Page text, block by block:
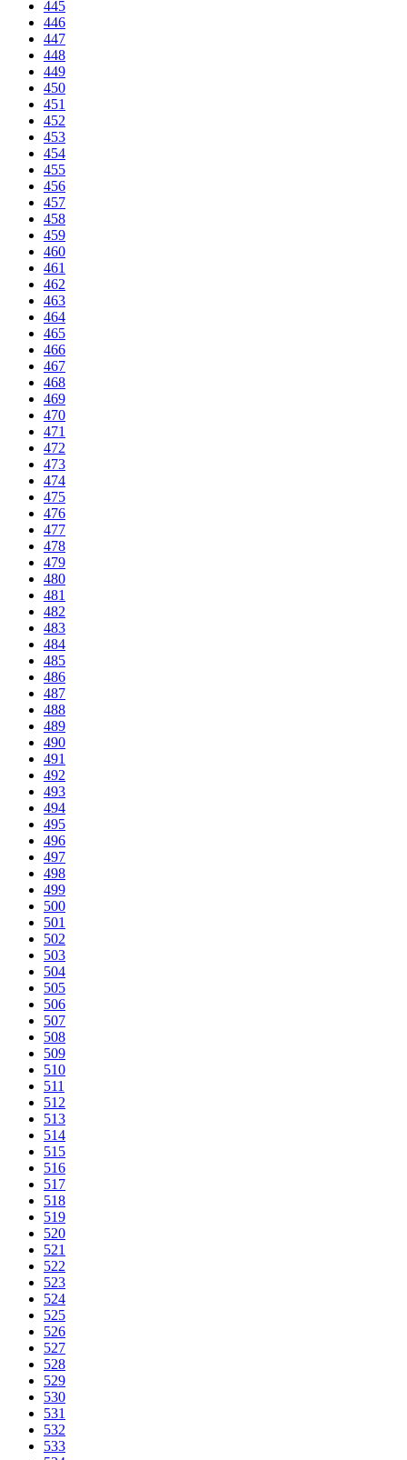
445
446
447
448
449
450
451
452
453
454
455
456
457
458
459
460
461
462
463
464
465
466
467
468
469
470
471
472
473
474
475
476
477
478
479
480
481
482
483
484
485
486
487
488
489
490
491
492
493
494
495
496
497
498
499
500
501
502
503
504
505
506
507
508
509
510
511
512
513
514
515
516
517
518
519
520
521
522
523
524
525
526
527
528
529
530
531
532
533